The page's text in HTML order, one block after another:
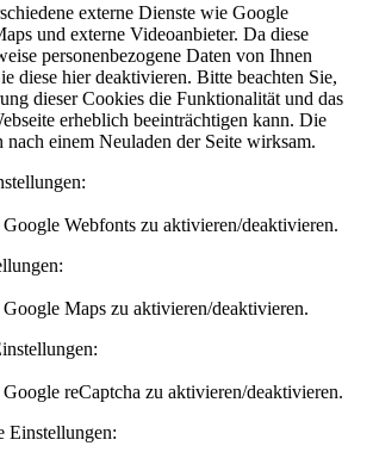
externe Dienste wie Google
und externe Videoanbieter. Da diese
personenbezogene Daten von Ihnen
diese hier deaktivieren. Bitte beachten Sie,
dieser Cookies die Funktionalität und das
erheblich beeinträchtigen kann. Die
einem Neuladen der Seite wirksam.
Webfonts zu aktivieren/deaktivieren.
Maps zu aktivieren/deaktivieren.
reCaptcha zu aktivieren/deaktivieren.
Einstellungen: